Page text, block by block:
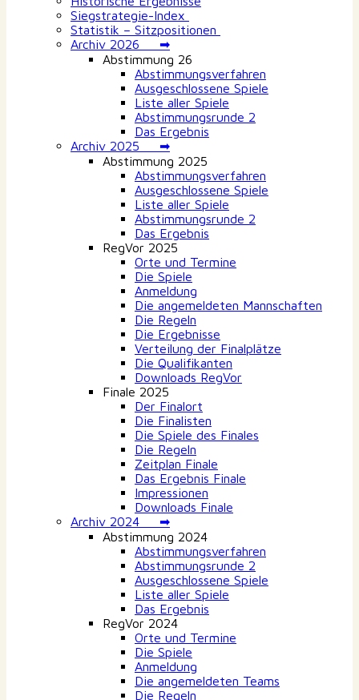
Siegstrategie-Index
Statistik – Sitzpositionen
Archiv 2026 ➡
Abstimmung 26
Abstimmungsverfahren
Ausgeschlossene Spiele
Liste aller Spiele
Abstimmungsrunde 2
Das Ergebnis
Archiv 2025 ➡
Abstimmung 2025
Abstimmungsverfahren
Ausgeschlossene Spiele
Liste aller Spiele
Abstimmungsrunde 2
Das Ergebnis
RegVor 2025
Orte und Termine
Die Spiele
Anmeldung
Die angemeldeten Mannschaften
Die Regeln
Die Ergebnisse
Verteilung der Finalplätze
Die Qualifikanten
Downloads RegVor
Finale 2025
Der Finalort
Die Finalisten
Die Spiele des Finales
Die Regeln
Zeitplan Finale
Das Ergebnis Finale
Impressionen
Downloads Finale
Archiv 2024 ➡
Abstimmung 2024
Abstimmungsverfahren
Abstimmungsrunde 2
Ausgeschlossene Spiele
Liste aller Spiele
Das Ergebnis
RegVor 2024
Orte und Termine
Die Spiele
Anmeldung
Die angemeldeten Teams
Die Regeln